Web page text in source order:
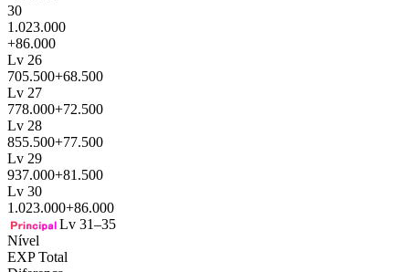
30
1.023.000
+86.000
Lv 26
705.500+68.500
Lv 27
778.000+72.500
Lv 28
855.500+77.500
Lv 29
937.000+81.500
Lv 30
1.023.000+86.000
Lv 31–35
Nível
EXP Total